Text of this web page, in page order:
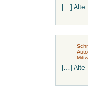
[…] Alte
[…] Alte